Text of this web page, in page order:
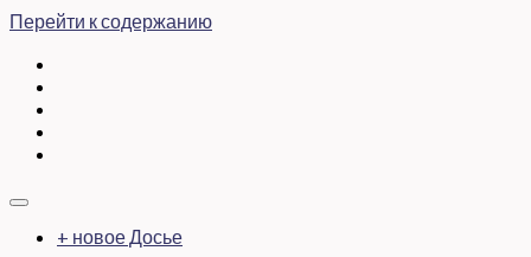
Перейти к содержанию
+ новое Досье